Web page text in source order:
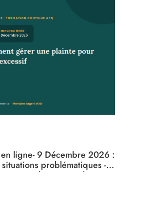
ligne- 9 Décembre 2026 :
problématiques -
une plainte pour bruit